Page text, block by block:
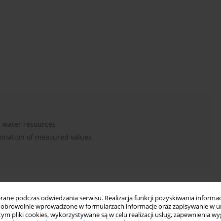
podczas odwiedzania serwisu. Realizacja funkcji pozyskiwania
wprowadzone w formularzach informacje oraz zapisywanie w
pliki cookies, wykorzystywane są w celu realizacji usług, zapewnienia
resources
of measured values